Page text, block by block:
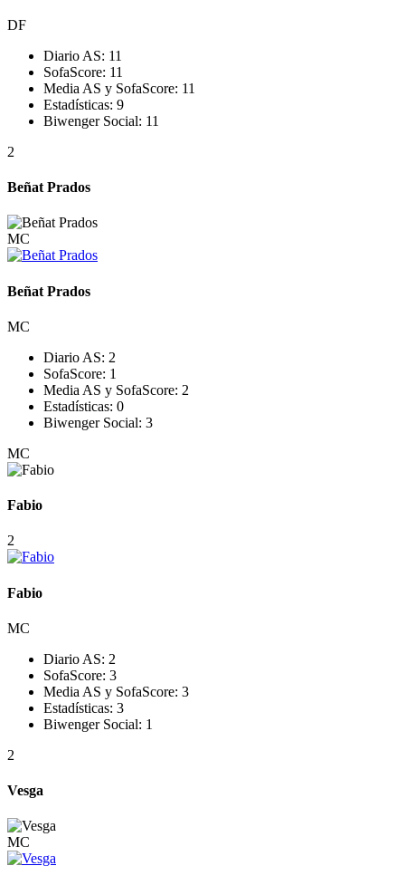
DF
Diario AS: 11
SofaScore: 11
Media AS y SofaScore: 11
Estadísticas: 9
Biwenger Social: 11
2
Beñat Prados
MC
Beñat Prados
MC
Diario AS: 2
SofaScore: 1
Media AS y SofaScore: 2
Estadísticas: 0
Biwenger Social: 3
MC
Fabio
2
Fabio
MC
Diario AS: 2
SofaScore: 3
Media AS y SofaScore: 3
Estadísticas: 3
Biwenger Social: 1
2
Vesga
MC